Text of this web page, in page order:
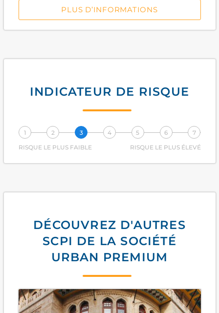
PLUS D’INFORMATIONS
INDICATEUR DE RISQUE
1 2 3 4 5 6
7
RISQUE LE PLUS FAIBLE
RISQUE LE PLUS ÉLEVÉ
DÉCOUVREZ D'AUTRES
SCPI DE LA SOCIÉTÉ
URBAN PREMIUM